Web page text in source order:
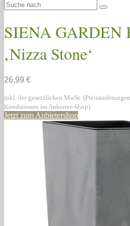
SIENA GARDEN
‚Nizza Stone‘
26,99 €
inkl. der gesetzlichen MwSt.
Konditionen im Anbieter-Shop)
Jetzt zum Anbietershop